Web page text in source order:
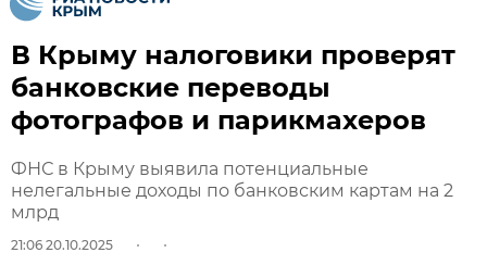
В Крыму налоговики проверят
банковские переводы
фотографов и парикмахеров
ФНС в Крыму выявила потенциальные
нелегальные доходы по банковским картам на 2
млрд
21:06 20.10.2025